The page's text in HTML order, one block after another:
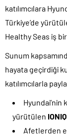
katılımcılara
Türkiye’de
Healthy Seas iş
Sunum
hayata geçirdiği
katılımcılarla
Hyundai’nin
yürütülen
Afetlerden